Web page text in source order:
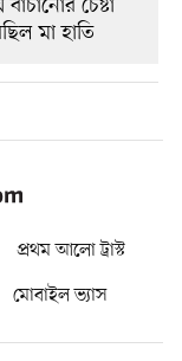
প্রথম আলো ট্রাস্ট
মোবাইল ভ্যাস